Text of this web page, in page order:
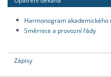
Harmonogram akademického
Směrnice a provozní řády
Zápisy